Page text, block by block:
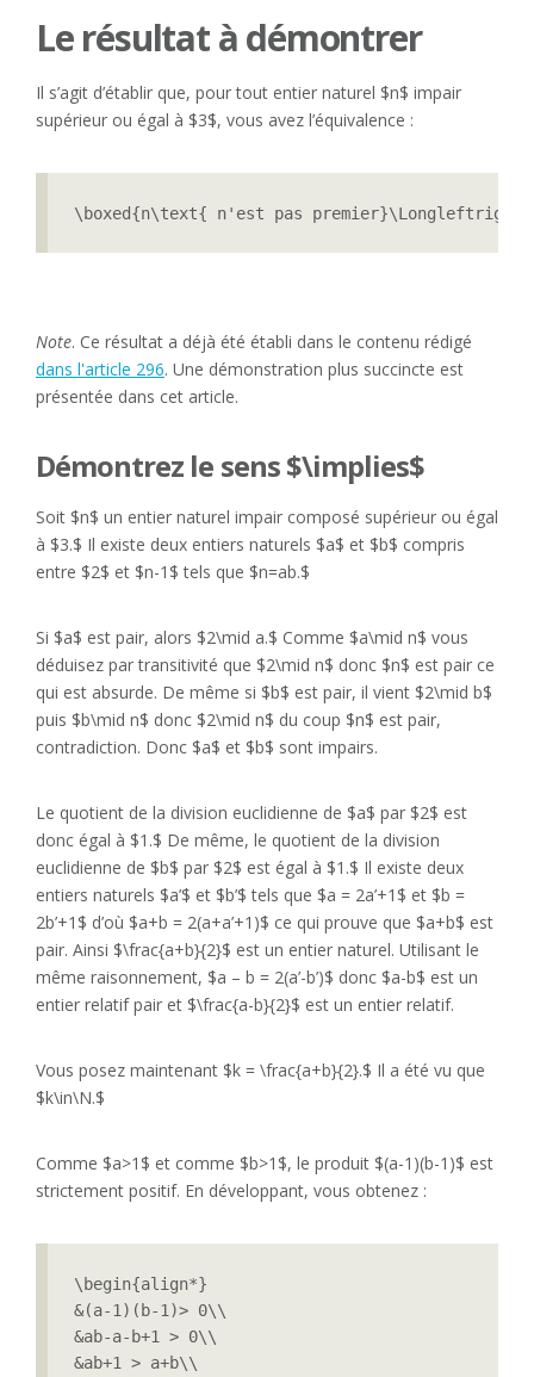
Le résultat à démontrer
Il s’agit d’établir que, pour tout entier naturel $n$ impair
supérieur ou égal à $3$, vous avez l’équivalence :
\boxed{n\text{ n'est pas
Note. Ce résultat a déjà été établi dans le contenu rédigé
dans l'article 296. Une démonstration plus succincte est
présentée dans cet article.
Démontrez le sens $\implies$
Soit $n$ un entier naturel impair composé supérieur ou égal
à $3.$ Il existe deux entiers naturels $a$ et $b$ compris
entre $2$ et $n-1$ tels que $n=ab.$
Si $a$ est pair, alors $2\mid a.$ Comme $a\mid n$ vous
déduisez par transitivité que $2\mid n$ donc $n$ est pair ce
qui est absurde. De même si $b$ est pair, il vient $2\mid b$
puis $b\mid n$ donc $2\mid n$ du coup $n$ est pair,
contradiction. Donc $a$ et $b$ sont impairs.
Le quotient de la division euclidienne de $a$ par $2$ est
donc égal à $1.$ De même, le quotient de la division
euclidienne de $b$ par $2$ est égal à $1.$ Il existe deux
entiers naturels $a’$ et $b’$ tels que $a = 2a’+1$ et $b =
2b’+1$ d’où $a+b = 2(a+a’+1)$ ce qui prouve que $a+b$ est
pair. Ainsi $\frac{a+b}{2}$ est un entier naturel. Utilisant le
même raisonnement, $a – b = 2(a’-b’)$ donc $a-b$ est un
entier relatif pair et $\frac{a-b}{2}$ est un entier relatif.
Vous posez maintenant $k = \frac{a+b}{2}.$ Il a été vu que
$k\in\N.$
Comme $a>1$ et comme $b>1$, le produit $(a-1)(b-1)$ est
strictement positif. En développant, vous obtenez :
\begin{align*}
&(a-1)(b-1)> 0\\
&ab-a-b+1 > 0\\
&ab+1 > a+b\\